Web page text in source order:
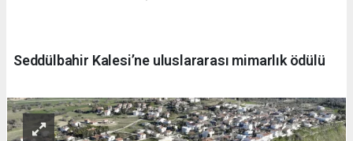
Seddülbahir Kalesi’ne uluslararası mimarlık ödülü